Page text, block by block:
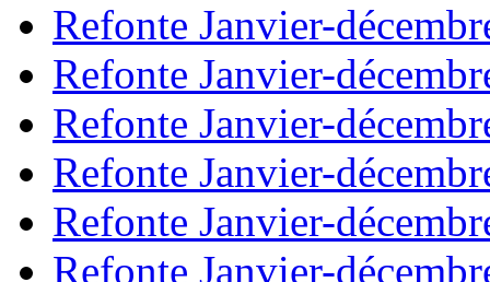
Refonte Janvier-
Refonte Janvier-
Refonte Janvier-
Refonte Janvier-
Refonte Janvier-
Refonte Janvier-